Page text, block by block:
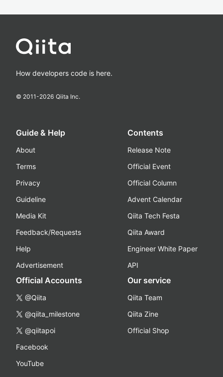
How developers code is here.
© 2011-2026 Qiita Inc.
Guide & Help
About
Terms
Privacy
Guideline
Media Kit
Feedback/Requests
Help
Advertisement
Contents
Release Note
Official Event
Official Column
Advent Calendar
Qiita Tech Festa
Qiita Award
Engineer White Paper
API
Official Accounts
@Qiita
@qiita_milestone
@qiitapoi
Facebook
YouTube
Our service
Qiita Team
Qiita Zine
Official Shop